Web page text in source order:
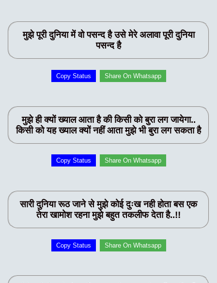
मुझे पूरी दुनिया में वो पसन्द है उसे मेरे अलावा पूरी दुनिया
पसन्द है
Copy Status Share On Whatsapp
मुझे ही क्यों ख्याल आता है की किसी को बुरा लग जायेगा..
किसी को यह ख्याल क्यों नहीं आता मुझे भी बुरा लग सकता है
Copy Status Share On Whatsapp
सारी दुनिया रूठ जाने से मुझे कोई दुःख नही होता बस एक
तेरा खामोश रहना मुझे बहुत तकलीफ देता है..!!
Copy Status Share On Whatsapp